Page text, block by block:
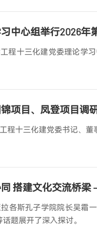
中心组举行2026年
程十三化建党委理论学
项目、凤登项目调
程十三化建党委书记、
搭建文化交流桥
各斯孔子学院院长吴霜
题展开了深入探讨。